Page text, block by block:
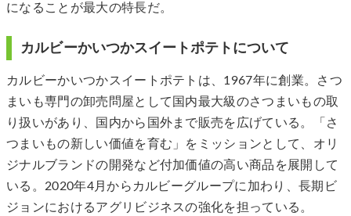
になることが最大の特長だ。
カルビーかいつかスイートポテトについて
カルビーかいつかスイートポテトは、1967年に創業。さつ
まいも専門の卸売問屋として国内最大級のさつまいもの取
り扱いがあり、国内から国外まで販売を広げている。「さ
つまいもの新しい価値を育む」をミッションとして、オリ
ジナルブランドの開発など付加価値の高い商品を展開して
いる。2020年4月からカルビーグループに加わり、長期ビ
ジョンにおけるアグリビジネスの強化を担っている。